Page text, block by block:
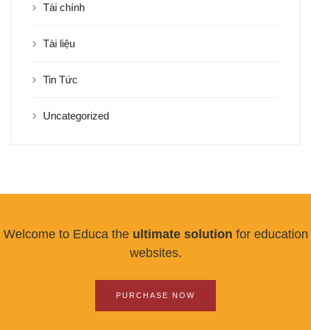
Tài chính
Tài liệu
Tin Tức
Uncategorized
Welcome to Educa the ultimate solution for education
websites.
PURCHASE NOW